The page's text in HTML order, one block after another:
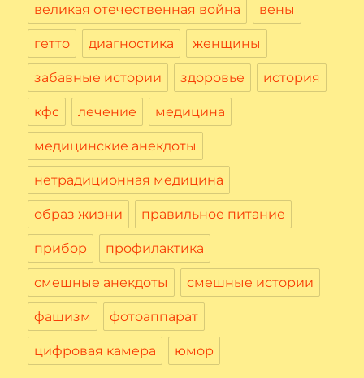
великая отечественная война вены
гетто диагностика женщины
забавные истории здоровье история
кфс лечение медицина
медицинские анекдоты
нетрадиционная медицина
образ жизни правильное питание
прибор профилактика
смешные анекдоты смешные истории
фашизм фотоаппарат
цифровая камера юмор